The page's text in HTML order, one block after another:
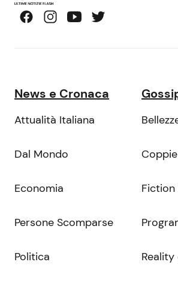
News e Cronaca
Attualità Italiana
Dal Mondo
Economia
Persone Scomparse
Politica
Fiction
Reality